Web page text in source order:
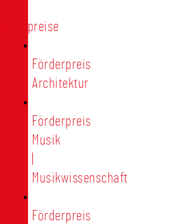
Förderpreise
Förderpreis
Architektur
Förderpreis
Musik
Musikwissenschaft
Förderpreis